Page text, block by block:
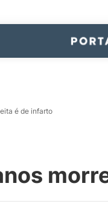
é de infarto